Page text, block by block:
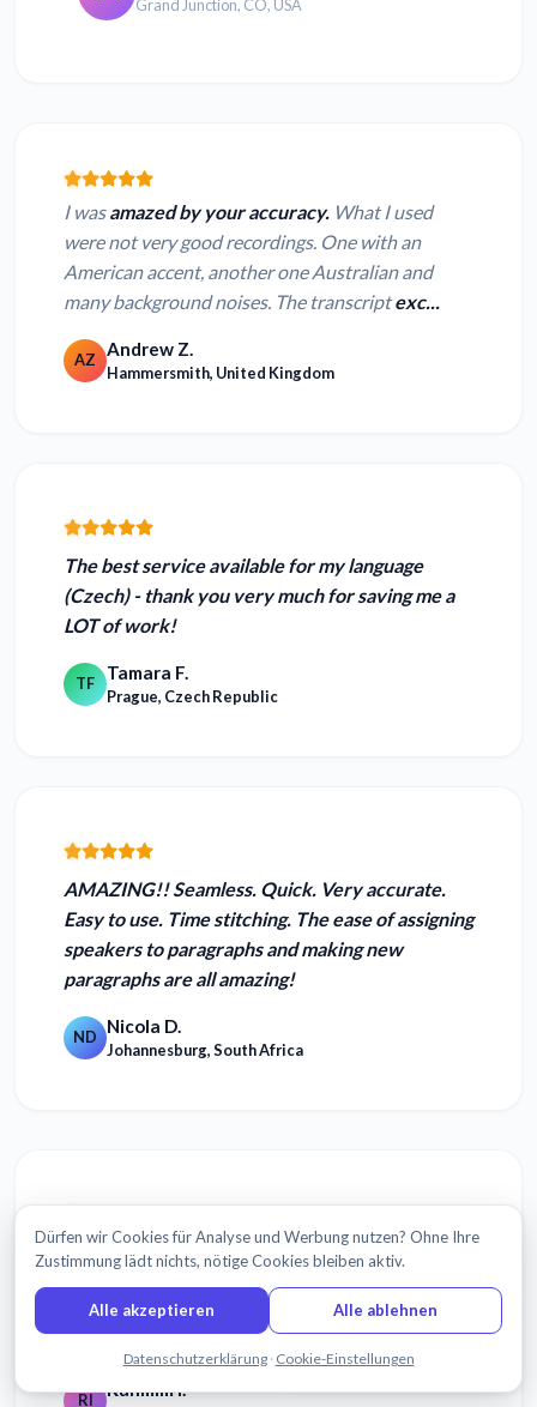
Grand Junction, CO, USA
I wasamazed by your accuracy. What I used
were not very good recordings. One with an
American accent, another one Australian and
many background noises. The transcriptexc...
AZ Andrew Z.
Hammersmith, United Kingdom
The best service available for my language
(Czech) - thank you very much for saving me a
LOT of work!
TF Tamara F.
Prague, Czech Republic
AMAZING!! Seamless. Quick. Very accurate.
Easy to use. Time stitching. The ease of assigning
speakers to paragraphs and making new
paragraphs are all amazing!
ND Nicola D.
Johannesburg, South Africa
The entire process is
extremely
straightforwardand what I liked most wasthe
accuracy of the transcriptions
and translations. I
RI Rahmim I.
Chatten Sie mit uns
Dürfen wir Cookies für Analyse und Werbung nutzen? Ohne Ihre
Zustimmung lädt nichts, nötige Cookies bleiben aktiv.
Alle akzeptieren Alle ablehnen
Datenschutzerklärung · Cookie-Einstellungen